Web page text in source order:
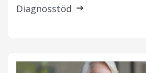
Diagnosstöd